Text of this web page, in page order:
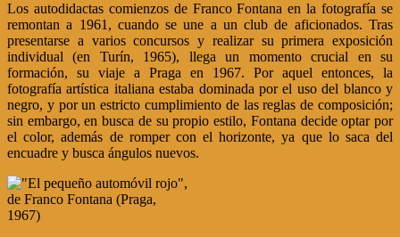
Los autodidactas comienzos de Franco Fontana en la fotografía se
remontan a 1961, cuando se une a un club de aficionados. Tras
presentarse a varios concursos y realizar su primera exposición
individual (en Turín, 1965), llega un momento crucial en su
formación, su viaje a Praga en 1967. Por aquel entonces, la
fotografía artística italiana estaba dominada por el uso del blanco y
negro, y por un estricto cumplimiento de las reglas de composición;
sin embargo, en busca de su propio estilo, Fontana decide optar por
el color, además de romper con el horizonte, ya que lo saca del
encuadre y busca ángulos nuevos.